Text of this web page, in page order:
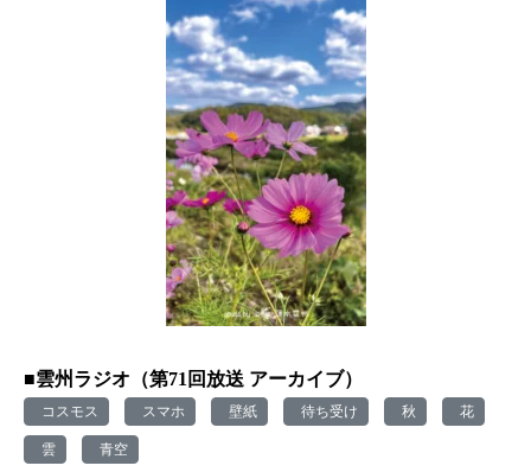
■雲州ラジオ（第71回放送 アーカイブ）
コスモス スマホ 壁紙 待ち受け 秋 花
雲 青空